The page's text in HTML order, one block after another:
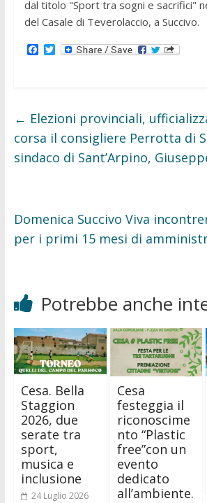
dal titolo "Sport tra sogni e sacrifici"
del Casale di Teverolaccio, a Succivo.
F
o
k
T
r
← Elezioni provinciali,
corsa il consigliere Perrotta di
sindaco di Sant’Arpino,
Domenica Succivo Viva
per i primi 15 mesi di
Potrebbe anche
Cesa. Bella
Staggion
2026, due
serate tra
sport,
musica e
inclusione
24 Luglio 2026
Cesa
festeggia il
riconoscime
nto “Plastic
free”con un
evento
dedicato
all’ambiente.